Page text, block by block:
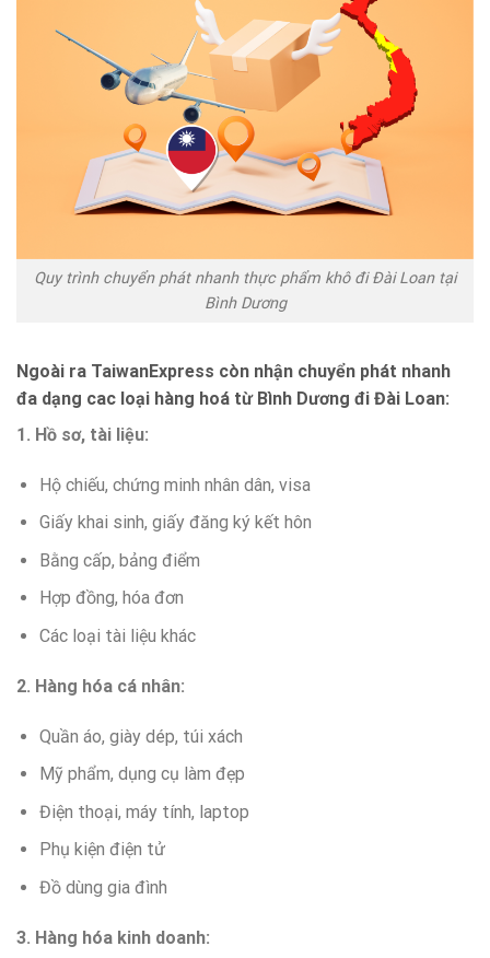
Quy trình chuyển phát nhanh thực phẩm khô đi Đài Loan tại
Bình Dương
Ngoài ra TaiwanExpress còn nhận chuyển phát nhanh
đa dạng cac loại hàng hoá từ Bình Dương đi Đài Loan:
1. Hồ sơ, tài liệu:
Hộ chiếu, chứng minh nhân dân, visa
Giấy khai sinh, giấy đăng ký kết hôn
Bằng cấp, bảng điểm
Hợp đồng, hóa đơn
Các loại tài liệu khác
2. Hàng hóa cá nhân:
Quần áo, giày dép, túi xách
Mỹ phẩm, dụng cụ làm đẹp
Điện thoại, máy tính, laptop
Phụ kiện điện tử
Đồ dùng gia đình
3. Hàng hóa kinh doanh: